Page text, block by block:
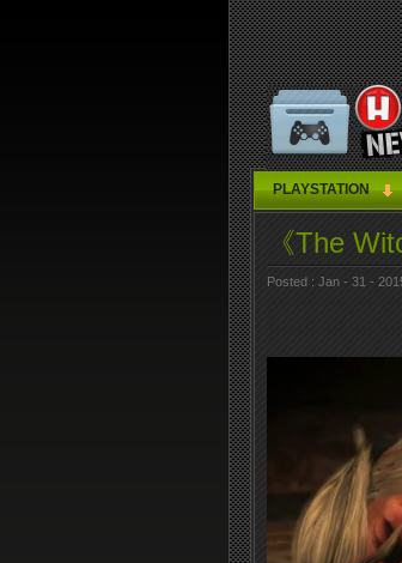
PLAYSTATION
《The
Posted : Jan - 31 -